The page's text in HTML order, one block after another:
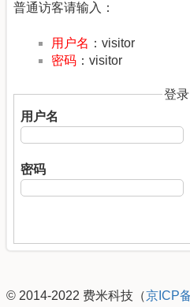
普通访客请输入：
用户名 ：visitor
密码 ：visitor
登录
用户名
密码
© 2014-2022 费米科技（京ICP